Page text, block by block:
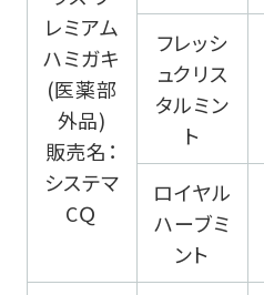
レミアム
ハミガキ
(医薬部
外品)
販売名：
システマ
CＱ
フレッシ
ュクリス
タルミン
ト
ロイヤル
ハーブミ
ント